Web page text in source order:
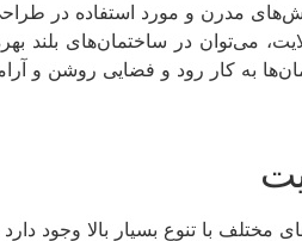
مدرن و مورد استفاده در
می‌توان در ساختمان‌های
به کار رود و فضایی روشن و
مختلف با تنوع بسیار بالا وجود